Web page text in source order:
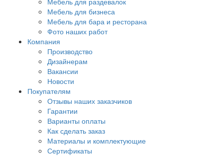
Мебель для бизнеса
Мебель для бара и ресторана
Фото наших работ
Компания
Производство
Дизайнерам
Вакансии
Новости
Покупателям
Отзывы наших заказчиков
Гарантии
Варианты оплаты
Как сделать заказ
Материалы и комплектующие
Сертификаты